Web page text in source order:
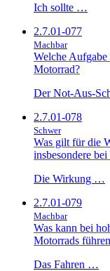
Ich sollte …
2.7.01-077
Machbar
Welche
Motorrad?
Der Not-Aus-
2.7.01-078
Schwer
Was gilt für die
insbesondere
Die Wirkung …
2.7.01-079
Machbar
Was kann bei
Motorrads
Das Fahren …